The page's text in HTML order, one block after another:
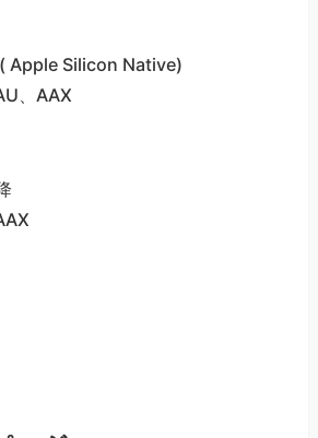
Apple Silicon Native)
、AAX